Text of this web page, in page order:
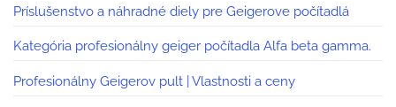
Príslušenstvo a náhradné diely pre Geigerove počítadlá
Kategória profesionálny geiger počítadla Alfa beta gamma.
Profesionálny Geigerov pult | Vlastnosti a ceny